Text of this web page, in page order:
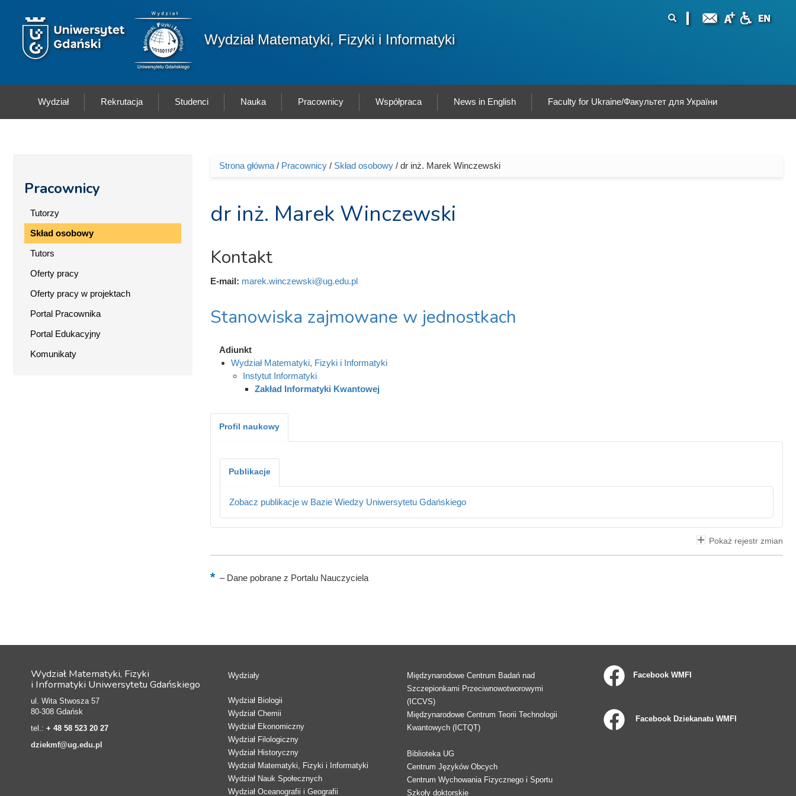
Wydział Matematyki, Fizyki i Informatyki
Wydział Rekrutacja Studenci Nauka Pracownicy Współpraca News in English Faculty for Ukraine/Факультет для України
Pracownicy
Tutorzy
Skład osobowy
Tutors
Oferty pracy
Oferty pracy w projektach
Portal Pracownika
Portal Edukacyjny
Komunikaty
Jesteś tutaj
Strona główna/ Pracownicy/ Skład osobowy/ dr inż. Marek Winczewski
dr inż. Marek Winczewski
Kontakt
E-mail: marek.winczewski@ug.edu.pl
Stanowiska zajmowane w jednostkach
Adiunkt
Wydział Matematyki, Fizyki i Informatyki
Instytut Informatyki
Zakład Informatyki Kwantowej
Profil naukowy
Publikacje
Zobacz publikacje w Bazie Wiedzy Uniwersytetu Gdańskiego
Pokaż rejestr zmian
–Dane pobrane z Portalu Nauczyciela
Wydział Matematyki, Fizyki
i Informatyki Uniwersytetu Gdańskiego
ul. Wita Stwosza 57
80-308 Gdańsk
tel.: + 48 58 523 20 27
dziekmf@ug.edu.pl
Wydziały
Wydział Biologii
Wydział Chemii
Wydział Ekonomiczny
Wydział Filologiczny
Wydział Historyczny
Wydział Matematyki, Fizyki i Informatyki
Wydział Nauk Społecznych
Wydział Oceanografii i Geografii
Międzynarodowe Centrum Badań nad
Szczepionkami Przeciwnowotworowymi
(ICCVS)
Międzynarodowe Centrum Teorii Technologii
Kwantowych (ICTQT)
Biblioteka UG
Centrum Języków Obcych
Centrum Wychowania Fizycznego i Sportu
Szkoły doktorskie
Facebook WMFI
Facebook Dziekanatu WMFI